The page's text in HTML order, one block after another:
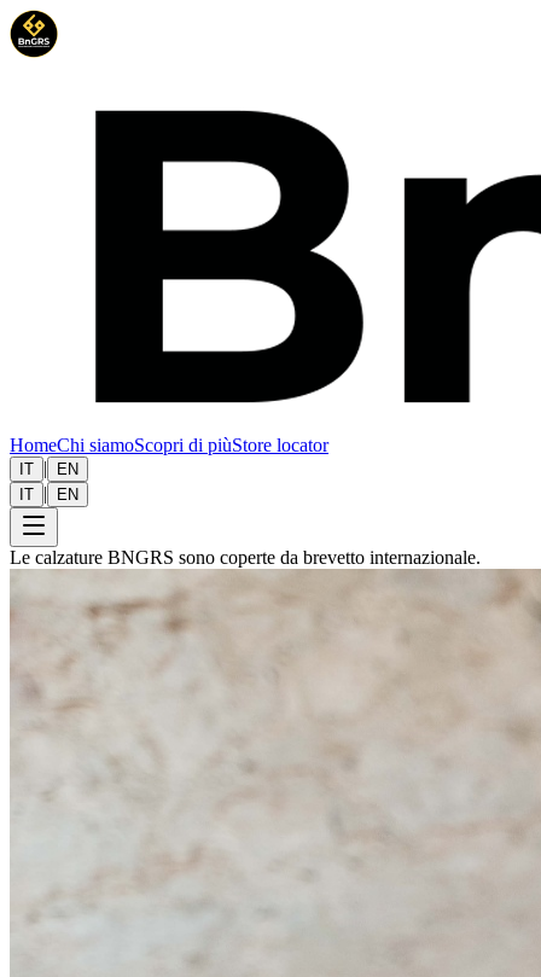
HomeChi siamoScopri di piùStore locator
IT |
EN
IT | EN
Le calzature BNGRS sono coperte da brevetto internazionale.